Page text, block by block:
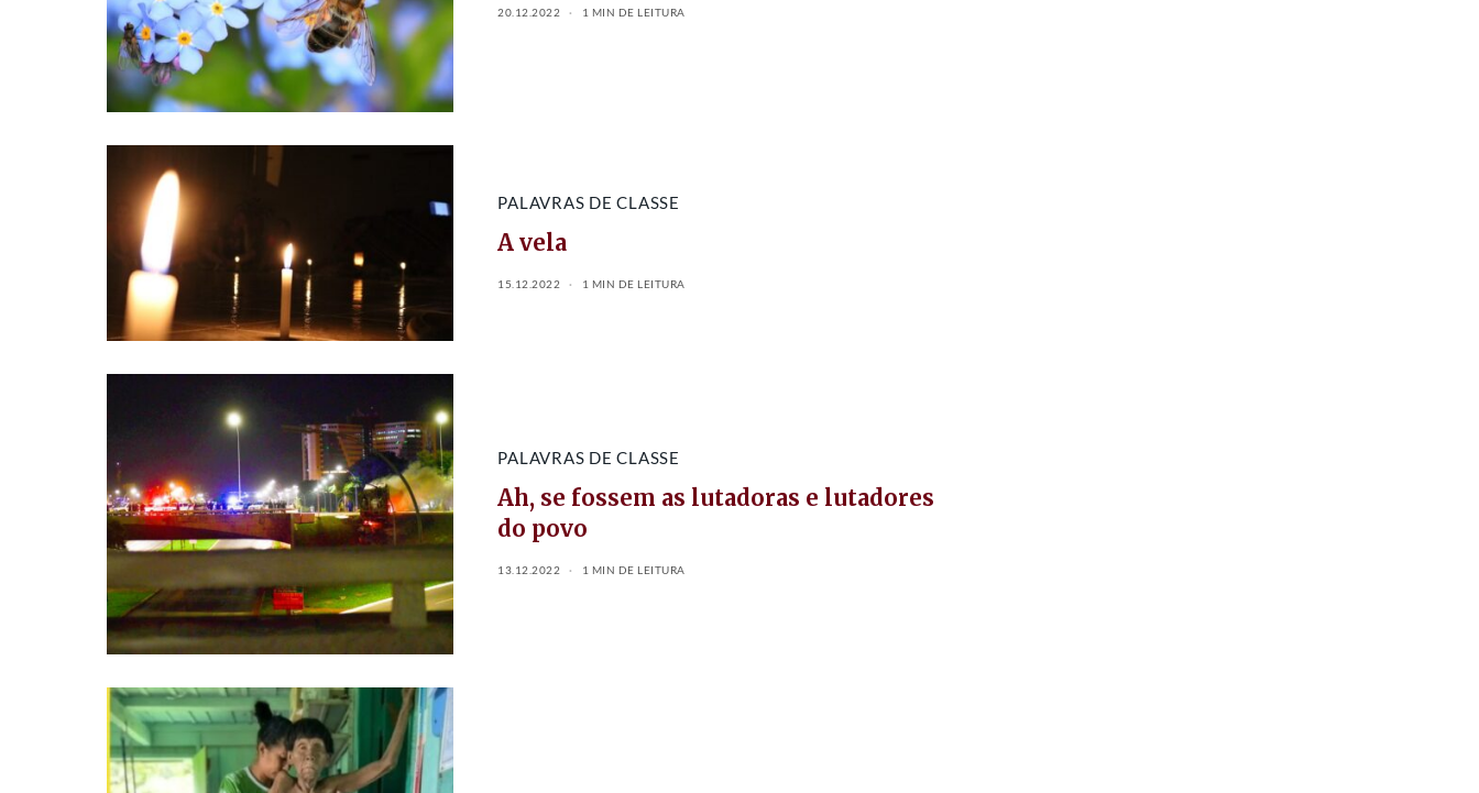
20.12.2022 1 MIN DE LEITURA
PALAVRAS DE CLASSE
A vela
15.12.2022 1 MIN DE LEITURA
PALAVRAS DE CLASSE
Ah, se fossem as lutadoras e lutadores
do povo
13.12.2022 1 MIN DE LEITURA